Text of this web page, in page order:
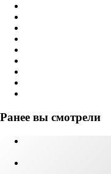
Ранее вы смотрели